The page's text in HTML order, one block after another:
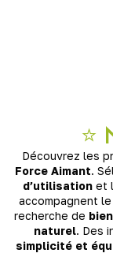
⭐
Découvrez les
Force Aimant.
d’utilisationet
accompagnent
recherche de
naturel. Des
simplicité et